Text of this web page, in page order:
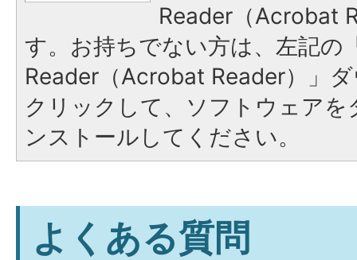
Reader（Acrobat
す。お持ちでない方は、左記の
Reader（Acrobat Reader）」
クリックして、ソフトウェア
ンストールしてください。
よくある質問